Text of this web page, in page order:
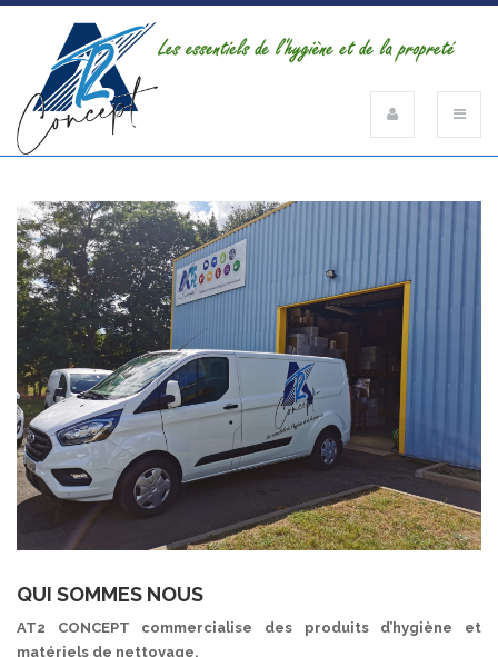
QUI SOMMES NOUS
AT2 CONCEPT commercialise des produits d’hygiène et
matériels de nettoyage.